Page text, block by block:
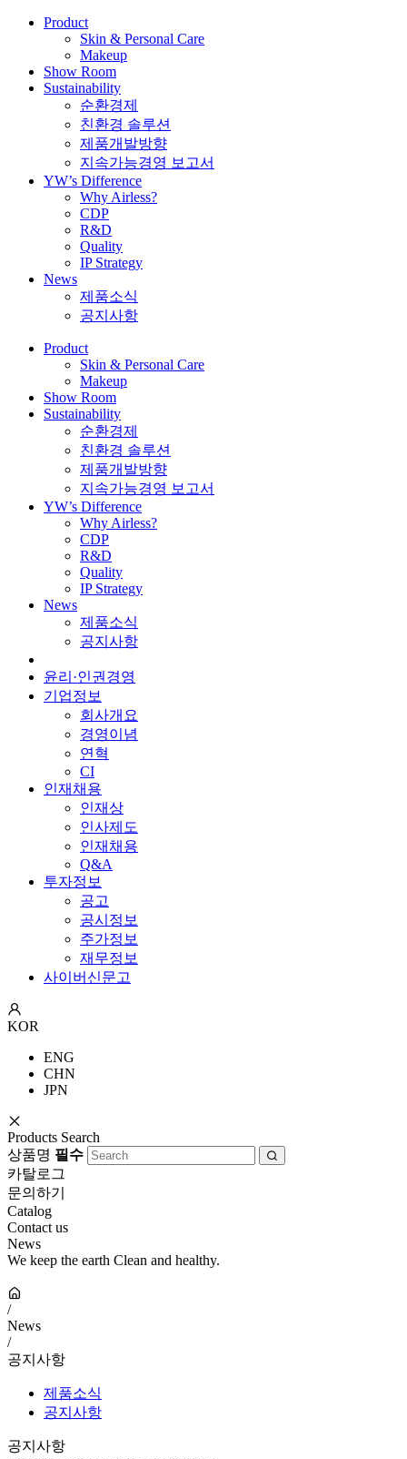
Product
Skin & Personal Care
Makeup
Show Room
Sustainability
순환경제
친환경 솔루션
제품개발방향
지속가능경영 보고서
YW’s Difference
Why Airless?
CDP
R&D
Quality
IP Strategy
News
제품소식
공지사항
Product
Skin & Personal Care
Makeup
Show Room
Sustainability
순환경제
친환경 솔루션
제품개발방향
지속가능경영 보고서
YW’s Difference
Why Airless?
CDP
R&D
Quality
IP Strategy
News
제품소식
공지사항
윤리·인권경영
기업정보
회사개요
경영이념
연혁
CI
인재채용
인재상
인사제도
인재채용
Q&A
투자정보
공고
공시정보
주가정보
재무정보
사이버신문고
KOR
ENG
CHN
JPN
Products Search
상품명 필수
카탈로그
문의하기
Catalog
Contact us
News
We keep the earth Clean and healthy.
/
News
/
공지사항
제품소식
공지사항
공지사항